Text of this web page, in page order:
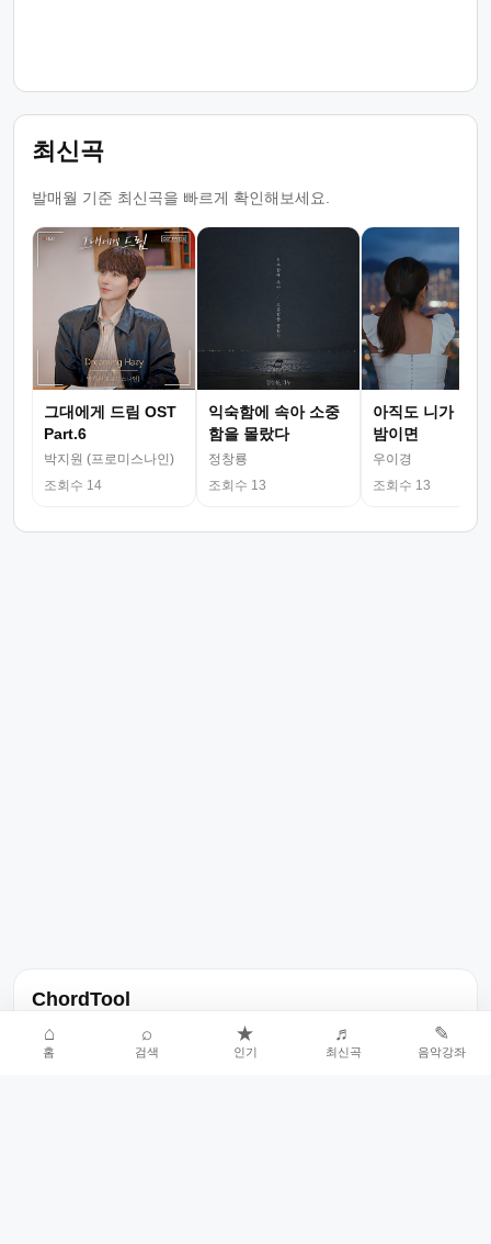
최신곡
발매월 기준 최신곡을 빠르게 확인해보세요.
그대에게 드림 OST
Part.6
박지원 (프로미스나인)
조회수 14
익숙함에 속아 소중
함을 몰랐다
정창룡
조회수 13
아직도 니가 그
밤이면
우이경
조회수 13
ChordTool
노래 가사, 곡 정보, 코드, 악보를 한곳에서 찾을 수 있는 음악 정보
서비스입니다.
⌂
홈
⌕
검색
★
인기
♬
최신곡
✎
음악강좌